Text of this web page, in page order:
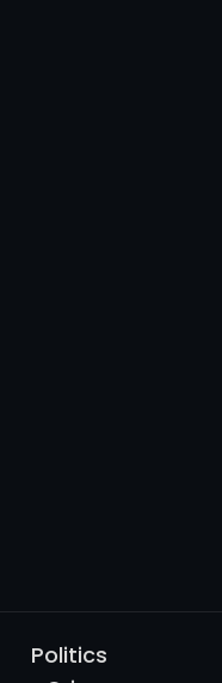
Politics